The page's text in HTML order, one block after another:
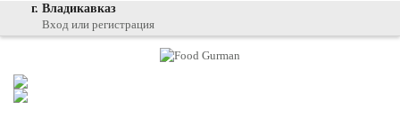
г. Владикавказ
Вход или регистрация